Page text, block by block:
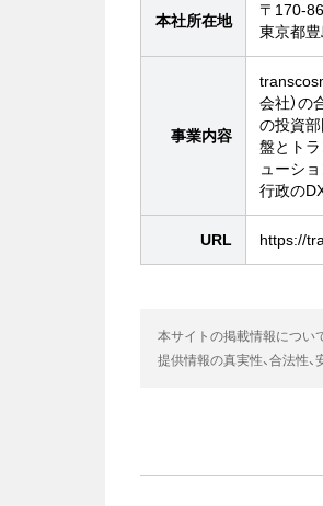
本社所在地
〒170-
東京都豊
事業内容
会社）
の投資
盤とト
ューシ
行政の
URL https://
本サイトの掲載情報につい
提供情報の真実性、合法性